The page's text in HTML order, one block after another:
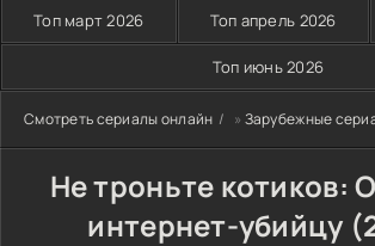
Топ март 2026 Топ апрель 2026
Топ июнь 2026
Смотреть сериалы онлайн » Зарубежные
Не троньте котиков:
интернет-убийцу